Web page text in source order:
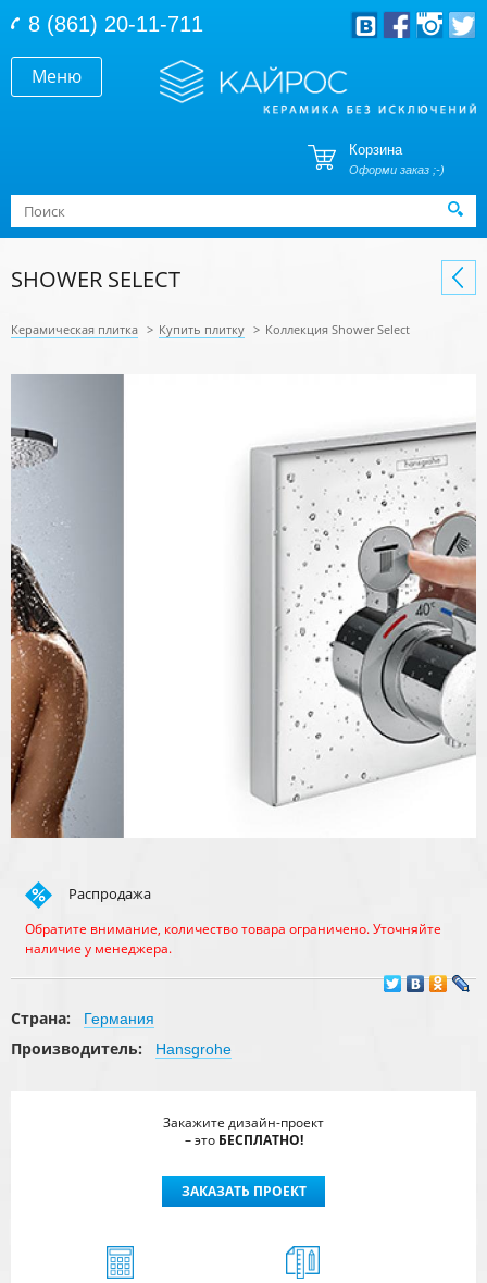
Меню
8 (861) 20-11-711
Корзина
Оформи заказ ;-)
Форма поиска
Поиск
SHOWER SELECT
Керамическая плитка > Купить плитку > Коллекция Shower Select
Распродажа
Обратите внимание, количество товара ограничено. Уточняйте
наличие у менеджера.
Страна: Германия
Производитель: Hansgrohe
Закажите дизайн-проект
– это БЕСПЛАТНО!
ЗАКАЗАТЬ ПРОЕКТ